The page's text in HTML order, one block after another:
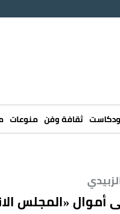
ثقافة وفن منوعات
أموال «المجلس